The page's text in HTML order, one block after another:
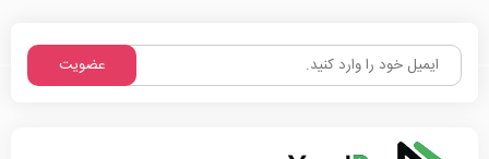
عضویت